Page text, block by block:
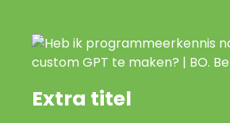
Extra titel